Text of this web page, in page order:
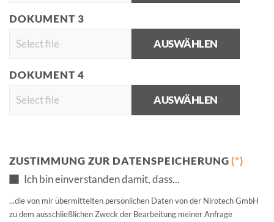
DOKUMENT 3
AUSWÄHLEN
DOKUMENT 4
AUSWÄHLEN
ZUSTIMMUNG ZUR DATENSPEICHERUNG (*)
Ich bin einverstanden damit, dass...
...die von mir übermittelten persönlichen Daten von der Nirotech GmbH
zu dem ausschließlichen Zweck der Bearbeitung meiner Anfrage